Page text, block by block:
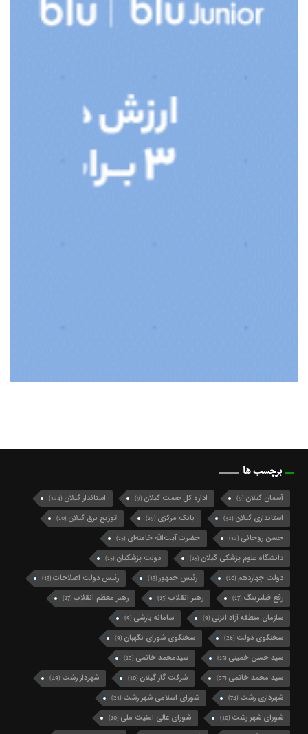
برچسب ها
آسمان گیلان (9) اداره کل صمت گیلان (9) استاندار گیلان (124)
استانداری گیلان (32) بانک مرکزی (19) توزیع برق گیلان (10)
حسن روحانی (12) حضرت آیت‌الله خامنه‌ای (15)
دانشگاه علوم پزشکی گیلان (15) دولت پزشکیان (15)
دولت چهاردهم (10) رئیس جمهور(13) رئیس دولت اصلاحات(13)
رفع فیلترینگ (17) رهبر انقلاب(15) رهبر معظم انقلاب(17)
سازمان منطقه آزاد انزلی (9) سامانه بارشی (9)
سخنگوی دولت (26) سخنگوی شورای نگهبان (9)
سید حسن خمینی (15) سیدمحمد خاتمی (12)
سید محمد خاتمی (27) شرکت گاز گیلان (10) شهردار رشت (49)
شهرداری رشت (74) شورای اسلامی شهر رشت (21)
شورای شهر رشت (10) شورای عالی امنیت ملی (10)